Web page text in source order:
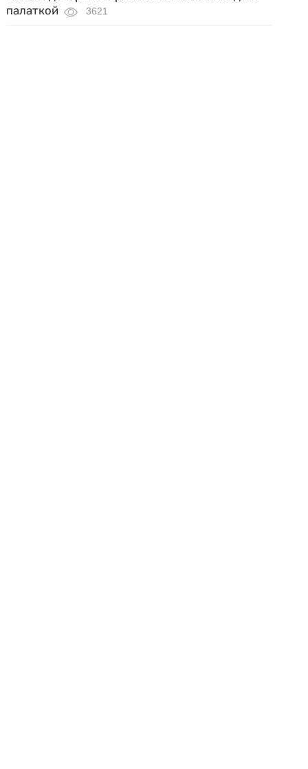
палаткой
3621